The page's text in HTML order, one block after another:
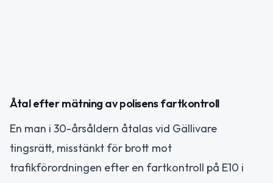
Åtal efter mätning av polisens fartkontroll
En man i 30-årsåldern åtalas vid Gällivare
tingsrätt, misstänkt för brott mot
trafikförordningen efter en fartkontroll på E10 i